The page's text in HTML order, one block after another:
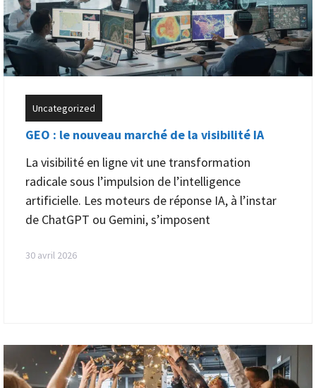
Uncategorized
GEO : le nouveau marché de la visibilité IA
La visibilité en ligne vit une transformation
radicale sous l’impulsion de l’intelligence
artificielle. Les moteurs de réponse IA, à l’instar
de ChatGPT ou Gemini, s’imposent
30 avril 2026